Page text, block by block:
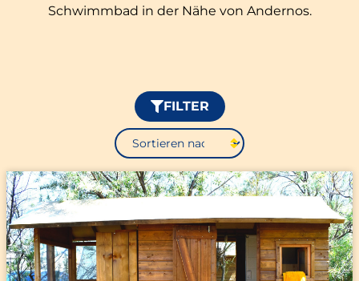
Schwimmbad in der Nähe von Andernos.
FILTER